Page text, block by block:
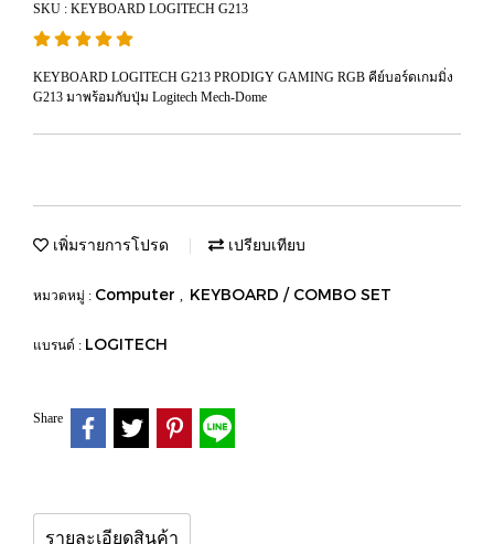
SKU : KEYBOARD LOGITECH G213
KEYBOARD LOGITECH G213 PRODIGY GAMING RGB คีย์บอร์ดเกมมิ่ง
G213 มาพร้อมกับปุ่ม Logitech Mech-Dome
เพิ่มรายการโปรด เปรียบเทียบ
หมวดหมู่ : Computer , KEYBOARD / COMBO SET
แบรนด์ : LOGITECH
Share
รายละเอียดสินค้า